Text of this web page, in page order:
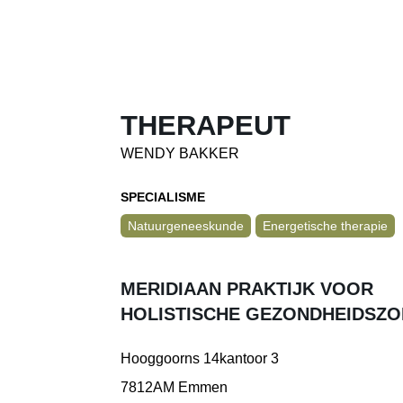
THERAPEUT
WENDY BAKKER
SPECIALISME
Natuurgeneeskunde
Energetische therapie
MERIDIAAN PRAKTIJK VOOR
HOLISTISCHE
Hooggoorns 14kantoor 3
7812AM Emmen